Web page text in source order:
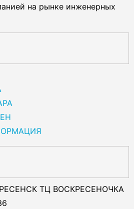
на рынке инженерных
ТЦ ВОСКРЕСЕНОЧКА